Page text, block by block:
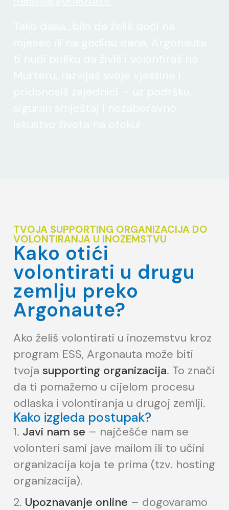
TVOJA SUPPORTING ORGANIZACIJA DO
VOLONTIRANJA U INOZEMSTVU
Kako otići
volontirati u drugu
zemlju preko
Argonaute?
Ako želiš volontirati u inozemstvu kroz
program ESS, Argonauta može biti
tvojasupporting organizacija. To znači
da ti pomažemo u cijelom procesu
odlaska i volontiranja u drugoj zemlji.
Kako izgleda postupak?
Javi nam se – najčešće nam se
volonteri sami jave mailom ili to učini
organizacija koja te prima (tzv. hosting
organizacija).
Upoznavanje online – dogovaramo